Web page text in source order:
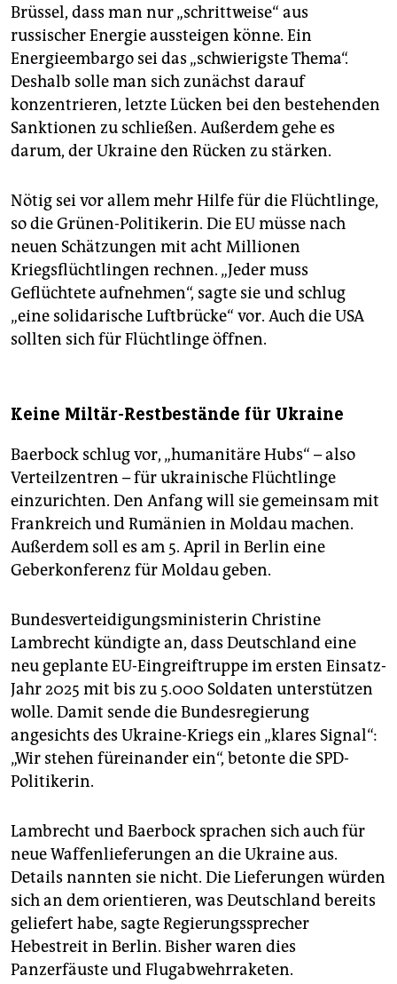
Brüssel, dass man nur „schrittweise“ aus
russischer Energie aussteigen könne. Ein
Energieembargo sei das „schwierigste Thema“.
Deshalb solle man sich zunächst darauf
konzentrieren, letzte Lücken bei den bestehenden
Sanktionen zu schließen. Außerdem gehe es
darum, der Ukraine den Rücken zu stärken.
Nötig sei vor allem mehr Hilfe für die Flüchtlinge,
so die Grünen-Politikerin. Die EU müsse nach
neuen Schätzungen mit acht Millionen
Kriegsflüchtlingen rechnen. „Jeder muss
Geflüchtete aufnehmen“, sagte sie und schlug
„eine soli­darische Luftbrücke“ vor. Auch die USA
sollten sich für Flüchtlinge öffnen.
Keine Miltär-Restbestände für Ukraine
Baerbock schlug vor, „humanitäre Hubs“ – also
Verteilzentren – für ukrainische Flüchtlinge
einzurichten. Den Anfang will sie gemeinsam mit
Frankreich und Rumänien in Moldau machen.
Außerdem soll es am 5. April in Berlin eine
Geberkonferenz für Moldau geben.
Bundesverteidigungsministerin Christine
Lambrecht kündigte an, dass Deutschland eine
neu geplante EU-Eingreiftruppe im ersten Einsatz-
Jahr 2025 mit bis zu 5.000 Soldaten unterstützen
wolle. Damit sende die Bundesregierung
angesichts des Ukraine-Kriegs ein ­„klares Signal“:
„Wir stehen füreinander ein“, betonte die SPD-
Politikerin.
Lambrecht und Baerbock sprachen sich auch für
neue Waffenlieferungen an die Ukraine aus.
Details nannten sie nicht. Die Lieferungen würden
sich an dem orientieren, was Deutschland bereits
geliefert habe, sagte Regierungssprecher
Hebestreit in Berlin. Bisher waren dies
Panzerfäuste und Flugabwehrraketen.